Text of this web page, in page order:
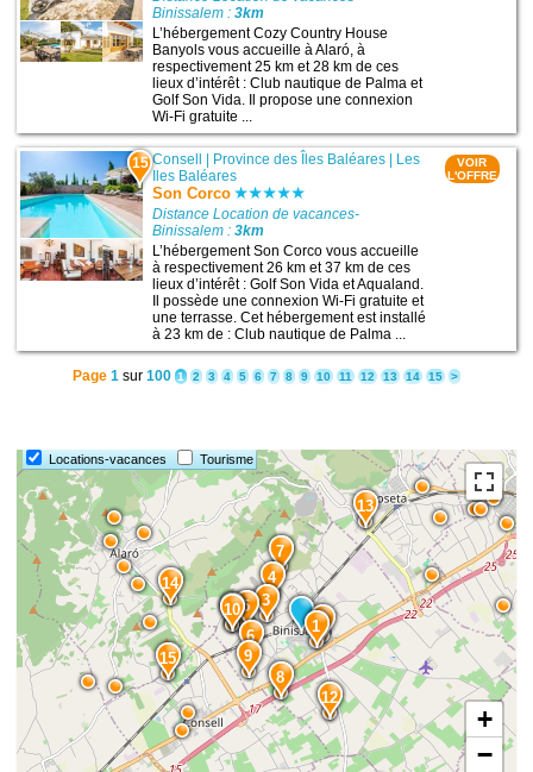
Binissalem :3km
L’hébergement Cozy Country House
Banyols vous accueille à Alaró, à
respectivement 25 km et 28 km de ces
lieux d’intérêt : Club nautique de Palma et
Golf Son Vida. Il propose une connexion
Wi-Fi gratuite ...
15 Consell Province des Îles Baléares
Les
Iles Baléares
Son Corco
Distance Location de vacances-
Binissalem :3km
L’hébergement Son Corco vous accueille
à respectivement 26 km et 37 km de ces
lieux d’intérêt : Golf Son Vida et Aqualand.
Il possède une connexion Wi-Fi gratuite et
une terrasse. Cet hébergement est installé
à 23 km de : Club nautique de Palma ...
VOIR
L'OFFRE
Page 1 sur 100 1 2 3 4 5 6 7 8 9 10 11 12 13 14 15 >
Locations-vacances Tourisme
15
14
13
12
11
10
9
8
7
6
5
4
3
2
1
+
−